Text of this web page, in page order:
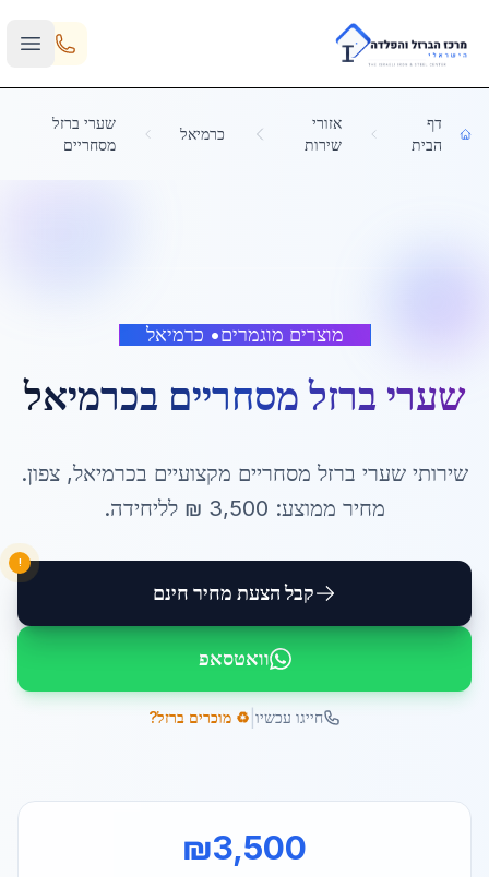
Skip to main content
דף
הבית
אזורי
שירות
כרמיאל
שערי ברזל
מסחריים
מוצרים מוגמרים• כרמיאל
שערי ברזל מסחריים בכרמיאל
שירותי שערי ברזל מסחריים מקצועיים בכרמיאל, צפון.
מחיר ממוצע: 3,500 ₪ לליחידה.
קבל הצעת מחיר חינם
!
וואטסאפ
חייגו עכשיו ♻️ מוכרים ברזל?
₪3,500